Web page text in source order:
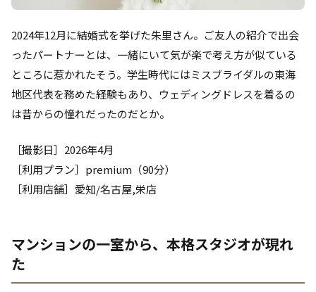
2024年12月に結婚式を挙げた朱里さん。ご友人の紹介で出会
ったパートナーとは、一緒にいて気が楽で考え方が似ている
ところに惹かれたそう。学生時代にはミスブライダルの東海
地区代表を務めた経験もあり、ウェディングドレスを着るの
は昔からの憧れだったのだとか。
［撮影日］2026年4月
［利用プラン］premium（90分）
［利用店舗］愛知/名古屋,栄店
マンションの一室から、本格スタジオが現れ
た